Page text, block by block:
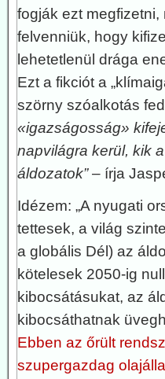
fogják ezt
felvenniük, hogy
lehetetlenül drága
Ezt a fikciót a
szörny szóalkotás
«igazságosság»
napvilágra kerül, kik
áldozatok”– írja
Idézem: „A nyugati
tettesek, a világ
a globális Dél) az
kötelesek 2050-ig
kibocsátásukat, az
kibocsáthatnak
Ebben az őrült
szupergazdag